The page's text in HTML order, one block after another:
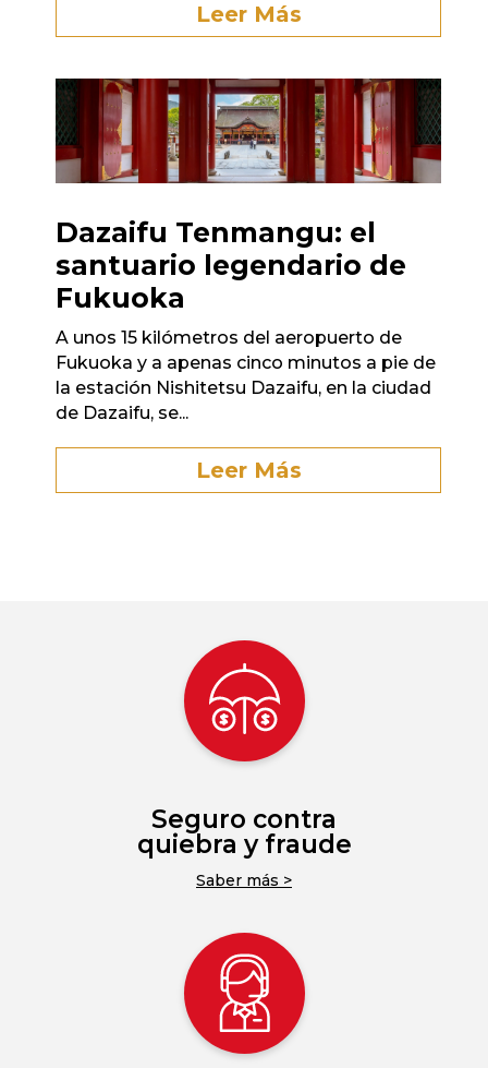
Leer Más
Dazaifu Tenmangu: el
santuario legendario de
Fukuoka
A unos 15 kilómetros del aeropuerto de
Fukuoka y a apenas cinco minutos a pie de
la estación Nishitetsu Dazaifu, en la ciudad
de Dazaifu, se...
Leer Más
Seguro contra
quiebra y fraude
Saber más >